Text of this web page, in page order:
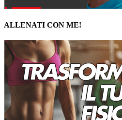
ALLENATI CON ME!